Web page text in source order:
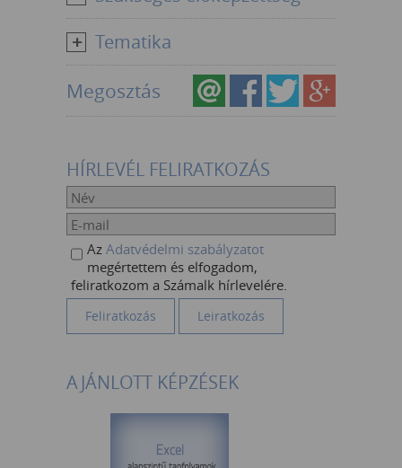
Tematika
Megosztás
HÍRLEVÉL FELIRATKOZÁS
Az Adatvédelmi szabályzatot
megértettem és elfogadom,
feliratkozom a Számalk hírlevelére.
AJÁNLOTT KÉPZÉSEK